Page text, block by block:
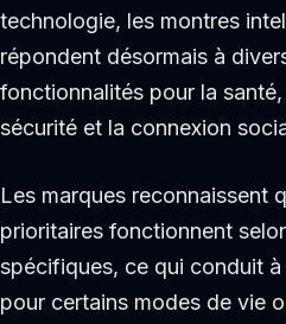
technologie, les montres
répondent désormais à
fonctionnalités pour la
sécurité et la connexion
Les marques reconnaissent
prioritaires fonctionnent
spécifiques, ce qui conduit
pour certains modes de vie